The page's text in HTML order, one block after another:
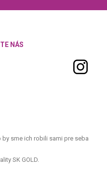
NÁS
sme ich robili sami pre seba
SK GOLD.